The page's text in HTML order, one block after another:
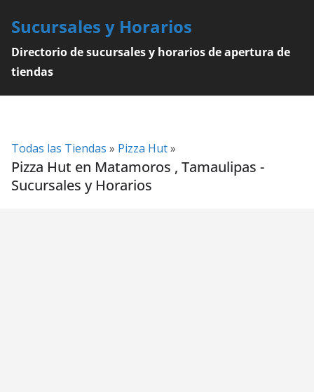
content
Sucursales y Horarios
Directorio de sucursales y horarios de apertura de
tiendas
Todas las Tiendas » Pizza Hut»
Pizza Hut en Matamoros , Tamaulipas -
Sucursales y Horarios